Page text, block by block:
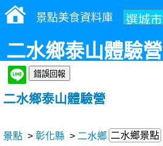
景點美食資料庫
二水鄉泰山體驗營
二水鄉泰山體驗營
景點 > 彰化縣 > 二水鄉 二水鄉景點